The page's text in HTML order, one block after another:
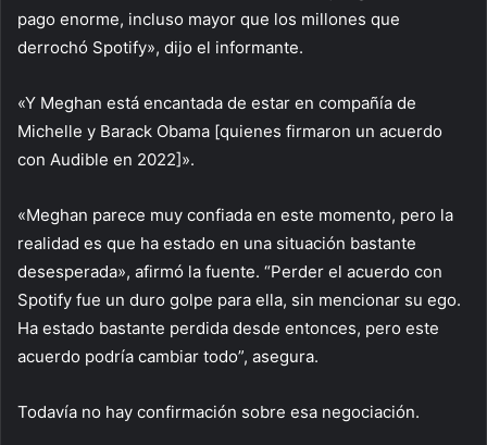
pago enorme, incluso mayor que los millones que
derrochó Spotify», dijo el informante.
«Y Meghan está encantada de estar en compañía de
Michelle y Barack Obama [quienes firmaron un acuerdo
con Audible en 2022]».
«Meghan parece muy confiada en este momento, pero la
realidad es que ha estado en una situación bastante
desesperada», afirmó la fuente. “Perder el acuerdo con
Spotify fue un duro golpe para ella, sin mencionar su ego.
Ha estado bastante perdida desde entonces, pero este
acuerdo podría cambiar todo”, asegura.
Todavía no hay confirmación sobre esa negociación.